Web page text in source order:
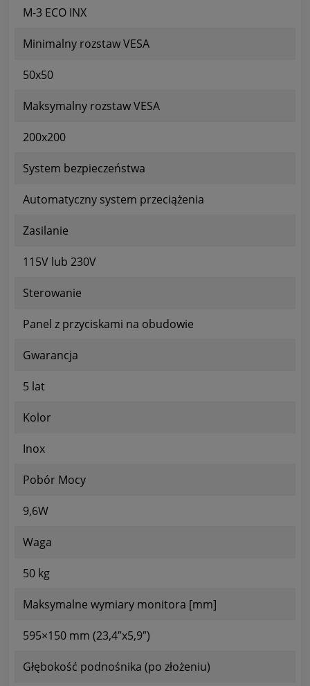
M-3 ECO INX
Minimalny rozstaw VESA
50x50
Maksymalny rozstaw VESA
200x200
System bezpieczeństwa
Automatyczny system przeciążenia
Zasilanie
115V lub 230V
Sterowanie
Panel z przyciskami na obudowie
Gwarancja
5 lat
Kolor
Inox
Pobór Mocy
9,6W
Waga
50 kg
Maksymalne wymiary monitora [mm]
595×150 mm (23,4″x5,9″)
Głębokość podnośnika (po złożeniu)